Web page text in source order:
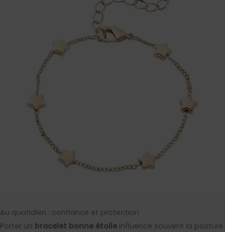
Au quotidien : confiance et protection
Porter un bracelet bonne étoile influence souvent la posture